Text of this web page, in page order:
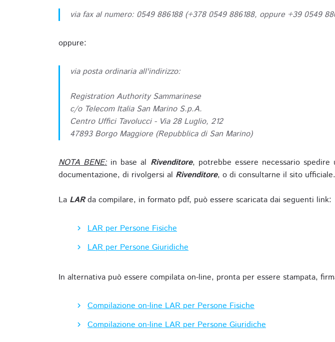
via fax al numero: 0549 886188 (+378 0549 886188, oppure +39 0549
oppure:
via posta ordinaria all'indirizzo:
Registration Authority Sammarinese
c/o Telecom Italia San Marino S.p.A.
Centro Uffici Tavolucci - Via 28 Luglio, 212
47893 Borgo Maggiore (Repubblica di San Marino)
NOTA BENE: in base al Rivenditore, potrebbe essere necessario
documentazione, di rivolgersi al Rivenditore, o di consultarne il sito ufficiale.
La LARda compilare, in formato pdf, può essere scaricata dai seguenti link:
LAR per Persone Fisiche
LAR per Persone Giuridiche
In alternativa può essere compilata on-line, pronta per essere stampata,
Compilazione on-line LAR per Persone Fisiche
Compilazione on-line LAR per Persone Giuridiche